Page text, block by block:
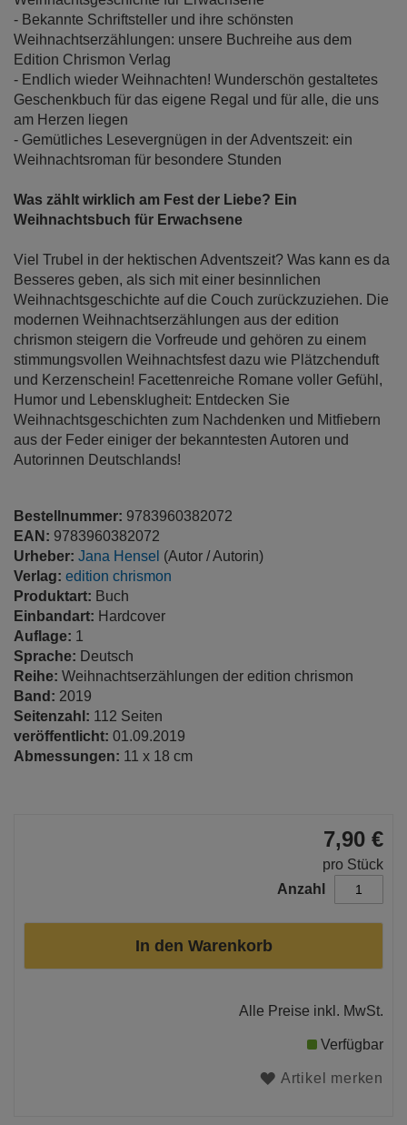
- Bekannte Schriftsteller und ihre schönsten
Weihnachtserzählungen: unsere Buchreihe aus dem
Edition Chrismon Verlag
- Endlich wieder Weihnachten! Wunderschön gestaltetes
Geschenkbuch für das eigene Regal und für alle, die uns
am Herzen liegen
- Gemütliches Lesevergnügen in der Adventszeit: ein
Weihnachtsroman für besondere Stunden
Was zählt wirklich am Fest der Liebe? Ein
Weihnachtsbuch für Erwachsene
Viel Trubel in der hektischen Adventszeit? Was kann es da
Besseres geben, als sich mit einer besinnlichen
Weihnachtsgeschichte auf die Couch zurückzuziehen. Die
modernen Weihnachtserzählungen aus der edition
chrismon steigern die Vorfreude und gehören zu einem
stimmungsvollen Weihnachtsfest dazu wie Plätzchenduft
und Kerzenschein! Facettenreiche Romane voller Gefühl,
Humor und Lebensklugheit: Entdecken Sie
Weihnachtsgeschichten zum Nachdenken und Mitfiebern
aus der Feder einiger der bekanntesten Autoren und
Autorinnen Deutschlands!
Bestellnummer: 9783960382072
EAN: 9783960382072
Urheber: Jana Hensel (Autor / Autorin)
Verlag: edition chrismon
Produktart: Buch
Einbandart: Hardcover
Auflage: 1
Sprache: Deutsch
Reihe: Weihnachtserzählungen der edition chrismon
Band: 2019
Seitenzahl: 112 Seiten
veröffentlicht: 01.09.2019
Abmessungen: 11 x 18 cm
7,90 €
pro Stück
Anzahl
In den Warenkorb
Alle Preise inkl. MwSt.
Verfügbar
Artikel merken